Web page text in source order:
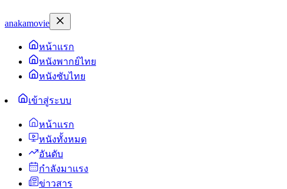
anakamovie
หน้าแรก
หนังพากย์ไทย
หนังซับไทย
เข้าสู่ระบบ
หน้าแรก
หนังทั้งหมด
อันดับ
กำลังมาแรง
ข่าวสาร